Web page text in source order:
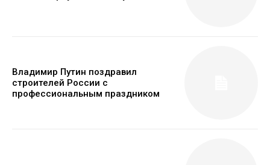
Владимир Путин поздравил
строителей России с
профессиональным праздником